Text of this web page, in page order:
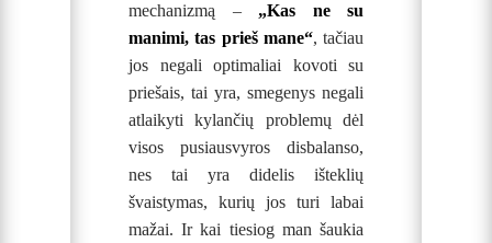
mechanizmą – „Kas ne su
manimi, tas prieš mane“, tačiau
jos negali optimaliai kovoti su
priešais, tai yra, smegenys negali
atlaikyti kylančių problemų dėl
visos pusiausvyros disbalanso,
nes tai yra didelis išteklių
švaistymas, kurių jos turi labai
mažai. Ir kai tiesiog man šaukia